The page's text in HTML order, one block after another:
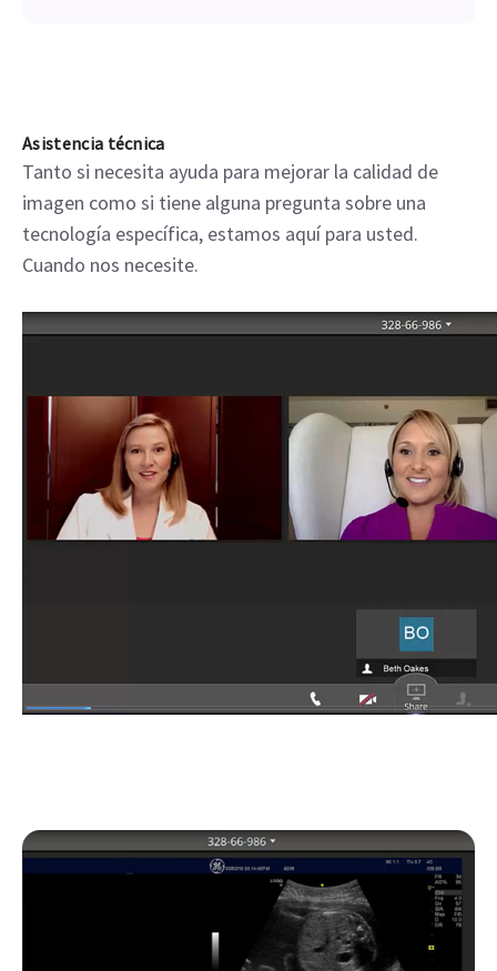
Asistencia técnica
Tanto si necesita ayuda para mejorar la calidad de
imagen como si tiene alguna pregunta sobre una
tecnología específica, estamos aquí para usted.
Cuando nos necesite.